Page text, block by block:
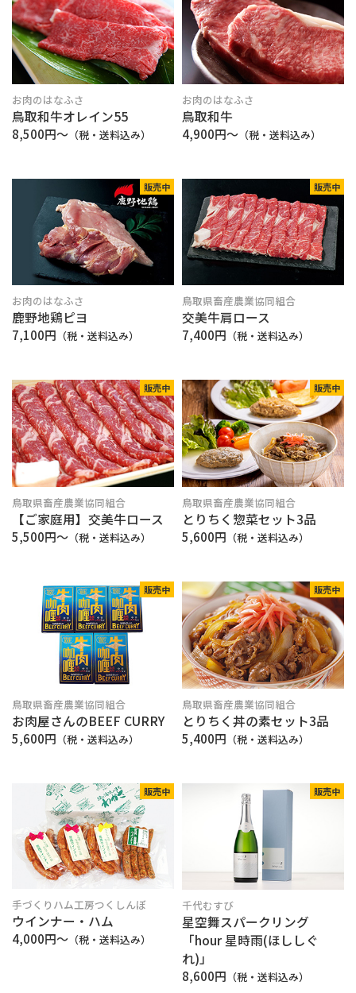
お肉のはなふさ
鳥取和牛オレイン55
8,500円〜 （税・送料込み）
お肉のはなふさ
鳥取和牛
4,900円〜 （税・送料込み）
販売中
お肉のはなふさ
鹿野地鶏ピヨ
7,100円 （税・送料込み）
販売中
鳥取県畜産農業協同組合
交美牛肩ロース
7,400円 （税・送料込み）
販売中
鳥取県畜産農業協同組合
【ご家庭用】交美牛ロース
5,500円〜 （税・送料込み）
販売中
鳥取県畜産農業協同組合
とりちく惣菜セット3品
5,600円 （税・送料込み）
販売中
鳥取県畜産農業協同組合
お肉屋さんのBEEF CURRY
5,600円 （税・送料込み）
販売中
鳥取県畜産農業協同組合
とりちく丼の素セット3品
5,400円 （税・送料込み）
販売中
手づくりハム工房つくしんぼ
ウインナー・ハム
4,000円〜 （税・送料込み）
販売中
千代むすび
星空舞スパークリング
「hour 星時雨(ほししぐ
れ)」
8,600円 （税・送料込み）